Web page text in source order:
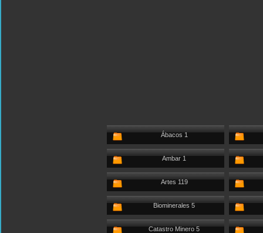
Ábacos 1
Ambar 1
Artes 119
Biominerales 5
Catastro Minero 5